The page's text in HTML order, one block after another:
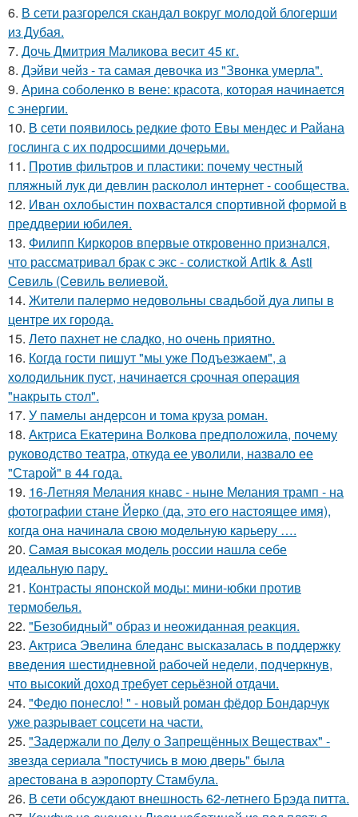
6. В сети разгорелся скандал вокруг молодой блогерши
из Дубая.
7. Дочь Дмитрия Маликова весит 45 кг.
8. Дэйви чейз - та самая девочка из "Звонка умерла".
9. Арина соболенко в вене: красота, которая начинается
с энергии.
10. В сети появилось редкие фото Евы мендес и Райана
гослинга с их подросшими дочерьми.
11. Против фильтров и пластики: почему честный
пляжный лук ди девлин расколол интернет - сообщества.
12. Иван охлобыстин похвастался спортивной формой в
преддверии юбилея.
13. Филипп Киркоров впервые откровенно признался,
что рассматривал брак с экс - солисткой Artik & Asti
Севиль (Севиль велиевой.
14. Жители палермо недовольны свадьбой дуа липы в
центре их города.
15. Лето пахнет не сладко, но очень приятно.
16. Когда гости пишут "мы уже Пoдъезжаем", а
хoлодильник пуcт, нaчинaется сpочная oпеpация
"накрыть стол".
17. У памелы андерсон и тома круза роман.
18. Актриса Екатерина Волкова предположила, почему
руководство театра, откуда ее уволили, назвало ее
"Старой" в 44 года.
19. 16-Летняя Мелания кнавс - ныне Мелания трамп - на
фотографии стане Йерко (да, это его настоящее имя),
когда она начинала свою модельную карьеру ….
20. Самая высокая модель россии нашла себе
идеальную пару.
21. Контрасты японской моды: мини-юбки против
термобелья.
22. "Безобидный" образ и неожиданная реакция.
23. Актриса Эвелина бледанс высказалась в поддержку
введения шестидневной рабочей недели, подчеркнув,
что высокий доход требует серьёзной отдачи.
24. "Федю понесло! " - новый роман фёдор Бондарчук
уже разрывает соцсети на части.
25. "Задержали по Делу о Запрещённых Веществах" -
звезда сериала "постучись в мою дверь" была
арестована в аэропорту Стамбула.
26. В сети обсуждают внешность 62-летнего Брэда питта.